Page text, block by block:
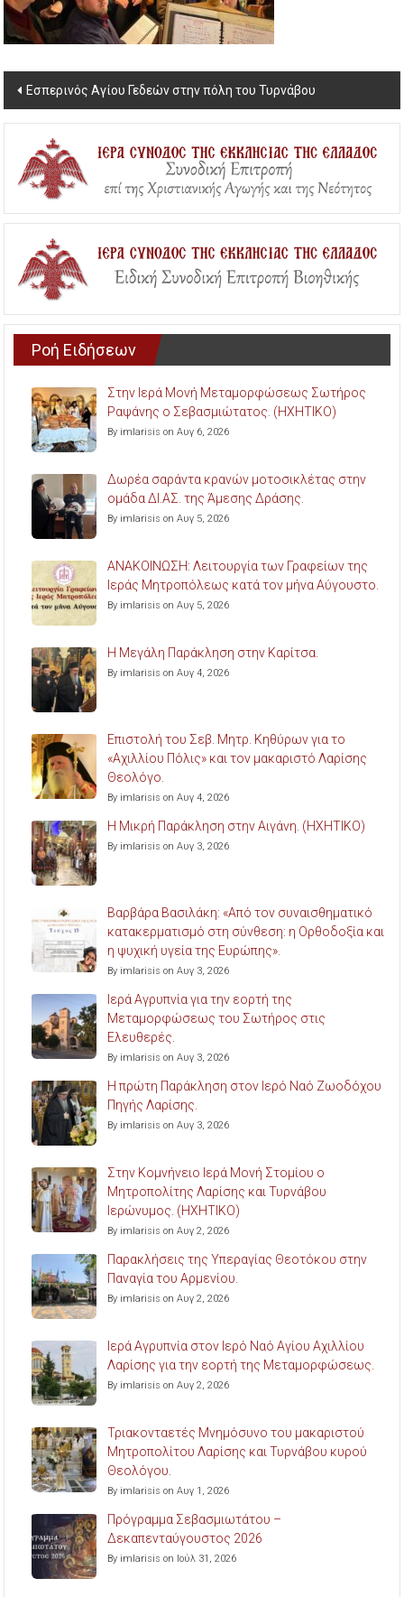
Post
navigation
Εσπερινός Αγίου Γεδεών στην πόλη του Τυρνάβου
Ροή Ειδήσεων
Στην Ιερά Μονή Μεταμορφώσεως Σωτήρος
Ραψάνης ο Σεβασμιώτατος. (ΗΧΗΤΙΚΟ)
By imlarisis on Αυγ 6, 2026
Δωρέα σαράντα κρανών μοτοσικλέτας στην
ομάδα ΔΙ.ΑΣ. της Άμεσης Δράσης.
By imlarisis on Αυγ 5, 2026
ΑΝΑΚΟΙΝΩΣΗ: Λειτουργία των Γραφείων της
Ιεράς Μητροπόλεως κατά τον μήνα Αύγουστο.
By imlarisis on Αυγ 5, 2026
Η Μεγάλη Παράκληση στην Καρίτσα.
By imlarisis on Αυγ 4, 2026
Επιστολή του Σεβ. Μητρ. Κηθύρων για το
«Αχιλλίου Πόλις» και τον μακαριστό Λαρίσης
Θεολόγο.
By imlarisis on Αυγ 4, 2026
Η Μικρή Παράκληση στην Αιγάνη. (ΗΧΗΤΙΚΟ)
By imlarisis on Αυγ 3, 2026
Βαρβάρα Βασιλάκη: «Από τον συναισθηματικό
κατακερματισμό στη σύνθεση: η Ορθοδοξία και
η ψυχική υγεία της Ευρώπης».
By imlarisis on Αυγ 3, 2026
Ιερά Αγρυπνία για την εορτή της
Μεταμορφώσεως του Σωτήρος στις
Ελευθερές.
By imlarisis on Αυγ 3, 2026
Η πρώτη Παράκληση στον Ιερό Ναό Ζωοδόχου
Πηγής Λαρίσης.
By imlarisis on Αυγ 3, 2026
Στην Κομνήνειο Ιερά Μονή Στομίου ο
Μητροπολίτης Λαρίσης και Τυρνάβου
Ιερώνυμος. (ΗΧΗΤΙΚΟ)
By imlarisis on Αυγ 2, 2026
Παρακλήσεις της Υπεραγίας Θεοτόκου στην
Παναγία του Αρμενίου.
By imlarisis on Αυγ 2, 2026
Ιερά Αγρυπνία στον Ιερό Ναό Αγίου Αχιλλίου
Λαρίσης για την εορτή της Μεταμορφώσεως.
By imlarisis on Αυγ 2, 2026
Τριακονταετές Μνημόσυνο του μακαριστού
Μητροπολίτου Λαρίσης και Τυρνάβου κυρού
Θεολόγου.
By imlarisis on Αυγ 1, 2026
Πρόγραμμα Σεβασμιωτάτου –
Δεκαπενταύγουστος 2026
By imlarisis on Ιούλ 31, 2026